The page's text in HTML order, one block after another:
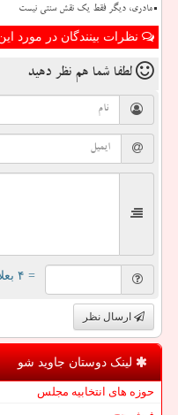
مادری، دیگر فقط یک نقش سنتی نیست
نظرات بینندگان در مورد
لطفا شما هم نظر دهید
= ۴ بعلاوه ۳
ارسال نظر
لینک دوستان جاوید شو
حوزه های انتخابیه مجلس